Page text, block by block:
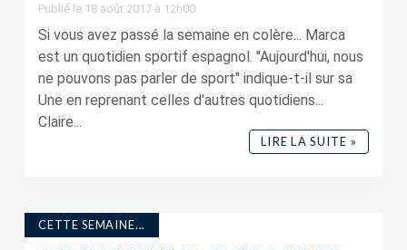
Publié le 18 août 2017 à 12h00
Si vous avez passé la semaine en colère... Marca
est un quotidien sportif espagnol. "Aujourd'hui, nous
ne pouvons pas parler de sport" indique-t-il sur sa
Une en reprenant celles d'autres quotidiens...
Claire...
LIRE LA SUITE »
CETTE SEMAINE...